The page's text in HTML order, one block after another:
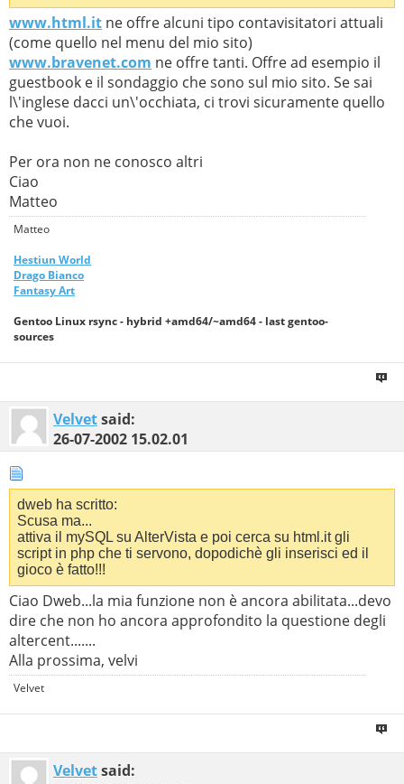
www.html.it ne offre alcuni tipo contavisitatori attuali
(come quello nel menu del mio sito)
www.bravenet.com ne offre tanti. Offre ad esempio il
guestbook e il sondaggio che sono sul mio sito. Se sai
l\'inglese dacci un\'occhiata, ci trovi sicuramente quello
che vuoi.
Per ora non ne conosco altri
Ciao
Matteo
Matteo
Hestiun World
Drago Bianco
Fantasy Art
Gentoo Linux rsync - hybrid +amd64/~amd64 - last gentoo-
sources
Velvetsaid:
26-07-2002 15.02.01
dweb ha scritto:
Scusa ma...
attiva il mySQL su AlterVista e poi cerca su html.it gli
script in php che ti servono, dopodichè gli inserisci ed il
gioco è fatto!!!
Ciao Dweb...la mia funzione non è ancora abilitata...devo
dire che non ho ancora approfondito la questione degli
altercent.......
Alla prossima, velvi
Velvet
Velvetsaid: